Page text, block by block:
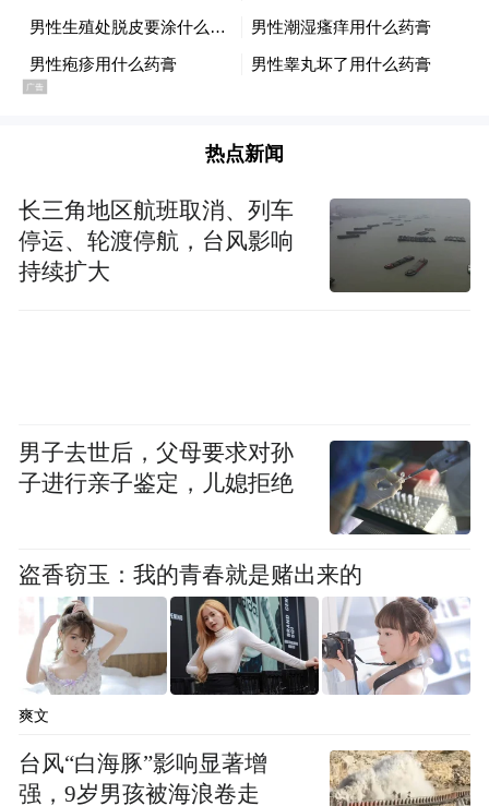
热点新闻
长三角地区航班取消、列车
停运、轮渡停航，台风影响
持续扩大
男子去世后，父母要求对孙
子进行亲子鉴定，儿媳拒绝
盗香窃玉：我的青春就是赌出来的
爽文
台风“白海豚”影响显著增
强，9岁男孩被海浪卷走